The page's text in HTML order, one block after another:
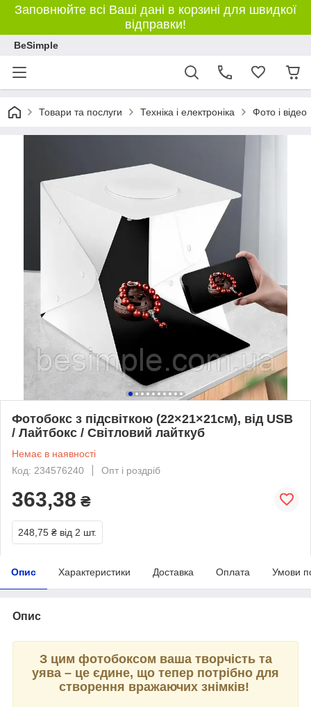
Заповнюйте всі Ваші дані в корзині для швидкої
відправки!
BeSimple
Товари та послуги Техніка і електроніка Фото і відео
Фотобокс з підсвіткою (22×21×21см), від USB
/ Лайтбокс / Світловий лайткуб
Немає в наявності
Код: 234576240
Опт і роздріб
363,38 ₴
248,75 ₴ від 2 шт.
Опис Характеристики Доставка Оплата Умови
Опис
З цим фотобоксом ваша творчість та
уява – це єдине, що тепер потрібно для
створення вражаючих знімків!